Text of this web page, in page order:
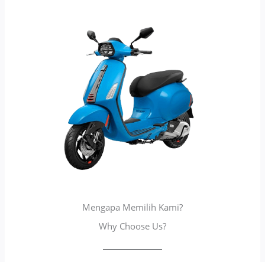
Mengapa Memilih Kami?
Why Choose Us?